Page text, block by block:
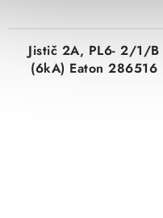
Jistič 2A, PL6- 2/1/B
(6kA) Eaton 286516